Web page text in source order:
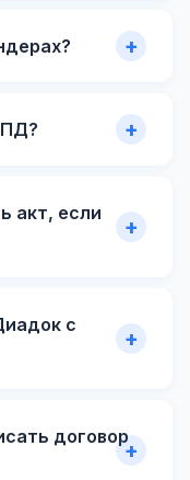
акт, если
с
договор